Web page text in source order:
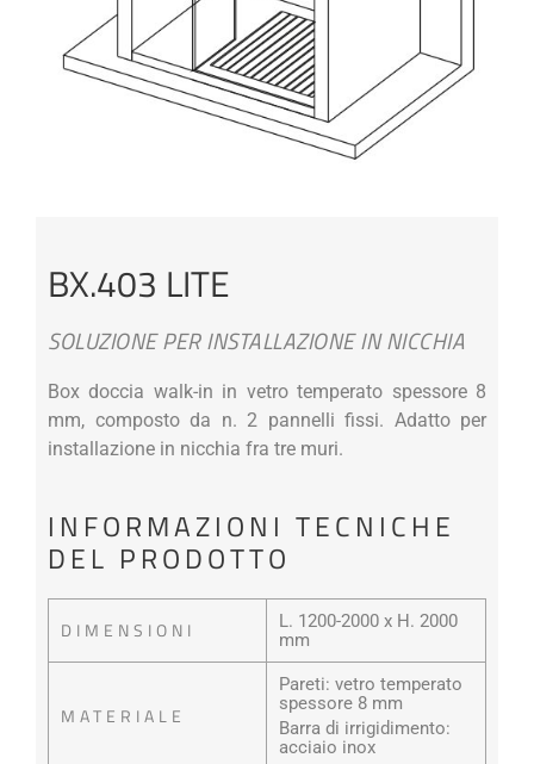
BX.403 LITE
SOLUZIONE PER INSTALLAZIONE IN NICCHIA
Box doccia walk-in in vetro temperato spessore 8
mm, composto da n. 2 pannelli fissi. Adatto per
installazione in nicchia fra tre muri.
INFORMAZIONI TECNICHE
DEL PRODOTTO
DIMENSIONI
L. 1200-2000 x H. 2000
mm
MATERIALE
Pareti: vetro temperato
spessore 8 mm
Barra di irrigidimento:
acciaio inox